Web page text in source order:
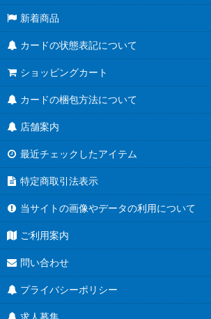
新着商品
カードの状態表記について
ショッピングカート
カードの梱包方法について
店舗案内
最近チェックしたアイテム
特定商取引法表示
当サイトの画像やデータの利用について
ご利用案内
問い合わせ
プライバシーポリシー
求人募集